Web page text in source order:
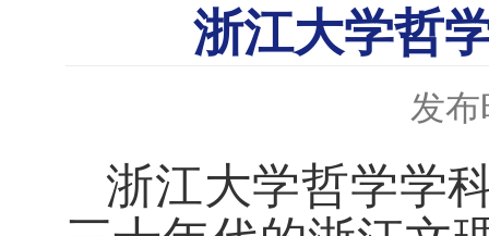
浙江大学哲
发
浙江大学哲学学